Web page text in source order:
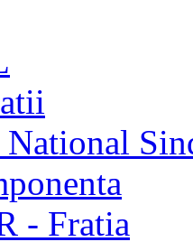
- Fratia